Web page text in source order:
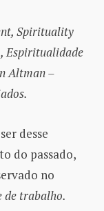
Spirituality
Espiritualidade
Altman –
desse
do passado,
no
de trabalho.